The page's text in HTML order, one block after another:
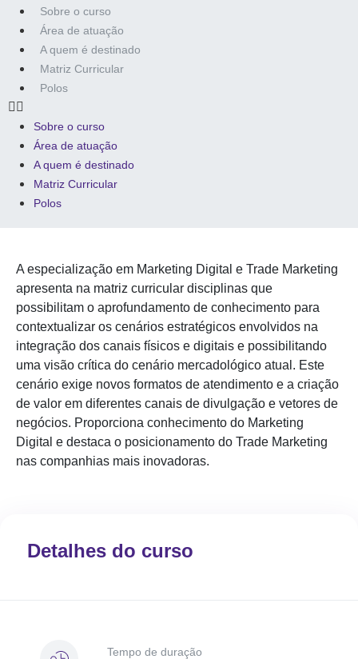
Sobre o curso
Área de atuação
A quem é destinado
Matriz Curricular
Polos
Sobre o curso
Área de atuação
A quem é destinado
Matriz Curricular
Polos
A especialização em Marketing Digital e Trade Marketing
apresenta na matriz curricular disciplinas que
possibilitam o aprofundamento de conhecimento para
contextualizar os cenários estratégicos envolvidos na
integração dos canais físicos e digitais e possibilitando
uma visão crítica do cenário mercadológico atual. Este
cenário exige novos formatos de atendimento e a criação
de valor em diferentes canais de divulgação e vetores de
negócios. Proporciona conhecimento do Marketing
Digital e destaca o posicionamento do Trade Marketing
nas companhias mais inovadoras.
Detalhes do curso
Tempo de duração